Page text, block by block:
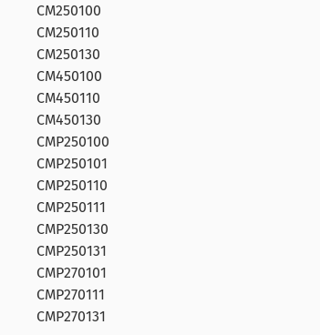
CM250100
CM250110
CM250130
CM450100
CM450110
CM450130
CMP250100
CMP250101
CMP250110
CMP250111
CMP250130
CMP250131
CMP270101
CMP270111
CMP270131